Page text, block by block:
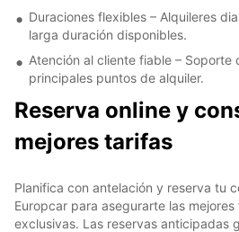
Duraciones flexibles – Alquileres
larga duración disponibles.
Atención al cliente fiable – Soporte
principales puntos de alquiler.
Reserva online y
mejores tarifas
Planifica con antelación y reserva tu
Europcar para asegurarte las
exclusivas. Las reservas anticipadas